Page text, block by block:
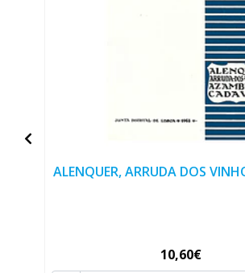
ALENQUER, ARRUDA DOS
10,60€